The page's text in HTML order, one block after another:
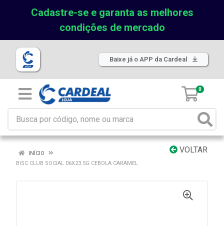
Cadastre-se e garanta as melhores
condições de mercado
Baixe já o APP da Cardeal
0
VOLTAR
INÍCIO
BISC CLUB SOCIAL 06X23.5G CEBOLA CARAMEL